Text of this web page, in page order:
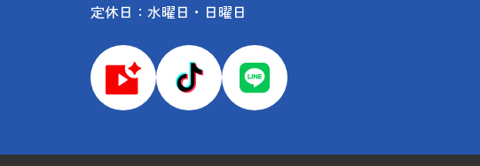
定休日：水曜日・日曜日